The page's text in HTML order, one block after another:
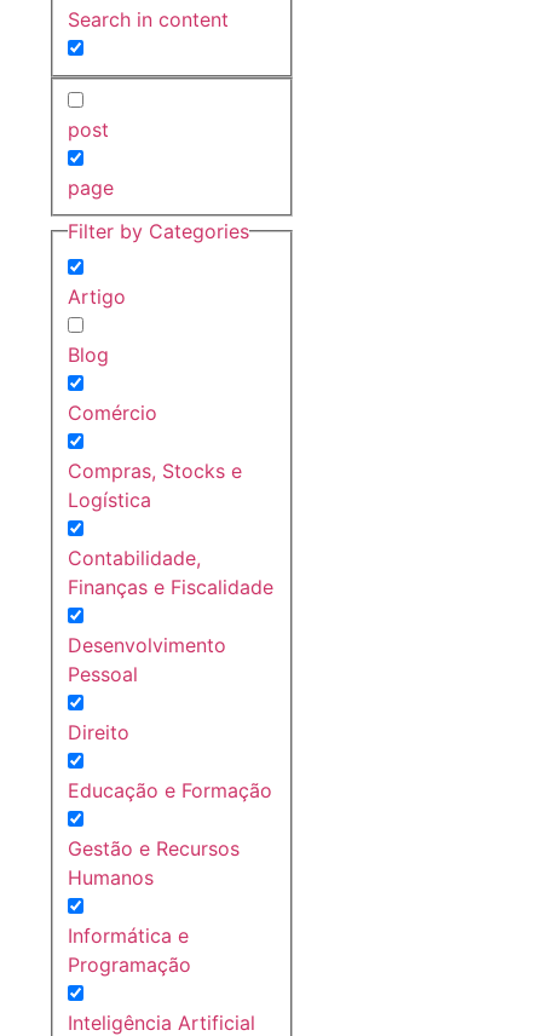
Search in content
post
page
Filter by Categories
Artigo
Blog
Comércio
Compras, Stocks e
Logística
Contabilidade,
Finanças e Fiscalidade
Desenvolvimento
Pessoal
Direito
Educação e Formação
Gestão e Recursos
Humanos
Informática e
Programação
Inteligência Artificial